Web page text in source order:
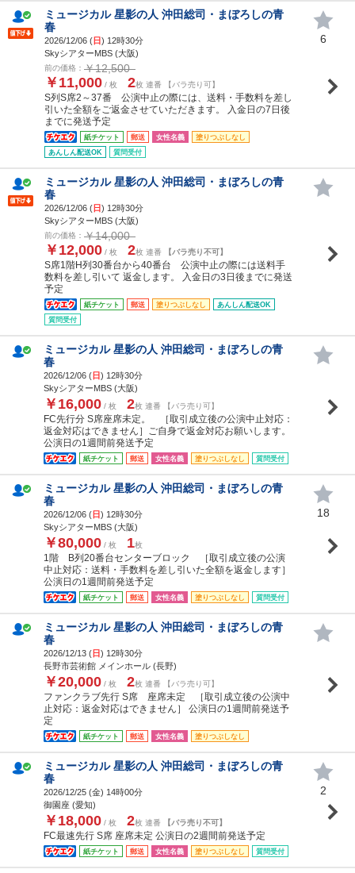
ミュージカル 星影の人 沖田総司・まぼろしの青
春
2026/12/06 (日) 12時30分
SkyシアターMBS (大阪)
前の価格： ￥12,500
￥11,000 / 枚 2枚 連番 【バラ売り可】
S列S席2～37番 公演中止の際には、送料・手数料を差し
引いた全額をご返金させていただきます。 入金日の7日後
までに発送予定
紙チケット 郵送 女性名義
塗りつぶしなし
あんしん配送OK
質問受付
6
ミュージカル 星影の人 沖田総司・まぼろしの青
春
2026/12/06 (日) 12時30分
SkyシアターMBS (大阪)
前の価格： ￥14,000
￥12,000 / 枚 2枚 連番 【バラ売り不可】
S席1階H列30番台から40番台 公演中止の際には送料手
数料を差し引いて 返金します。 入金日の3日後までに発送
予定
紙チケット 郵送 塗りつぶしなし
あんしん配送OK
質問受付
ミュージカル 星影の人 沖田総司・まぼろしの青
春
2026/12/06 (日) 12時30分
SkyシアターMBS (大阪)
￥16,000 / 枚 2枚 連番 【バラ売り可】
FC先行分 S席座席未定。 ［取引成立後の公演中止対応：
返金対応はできません］ご自身で返金対応お願いします。
公演日の1週間前発送予定
紙チケット 郵送 女性名義 塗りつぶしなし 質問受付
ミュージカル 星影の人 沖田総司・まぼろしの青
春
2026/12/06 (日) 12時30分
SkyシアターMBS (大阪)
￥80,000 / 枚 1枚
1階 B列20番台センターブロック ［取引成立後の公演
中止対応：送料・手数料を差し引いた全額を返金します］
公演日の1週間前発送予定
紙チケット 郵送 女性名義 塗りつぶしなし 質問受付
18
ミュージカル 星影の人 沖田総司・まぼろしの青
春
2026/12/13 (日) 12時30分
長野市芸術館 メインホール (長野)
￥20,000 / 枚 2枚 連番 【バラ売り可】
ファンクラブ先行 S席 座席未定 ［取引成立後の公演中
止対応：返金対応はできません］ 公演日の1週間前発送予
定
紙チケット 郵送 女性名義 塗りつぶしなし
ミュージカル 星影の人 沖田総司・まぼろしの青
春
2026/12/25 (金) 14時00分
御園座 (愛知)
￥18,000 / 枚 2枚 連番 【バラ売り不可】
FC最速先行 S席 座席未定 公演日の2週間前発送予定
紙チケット 郵送 女性名義 塗りつぶしなし 質問受付
2